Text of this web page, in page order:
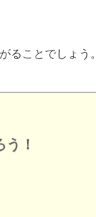
ることでしょう。
！